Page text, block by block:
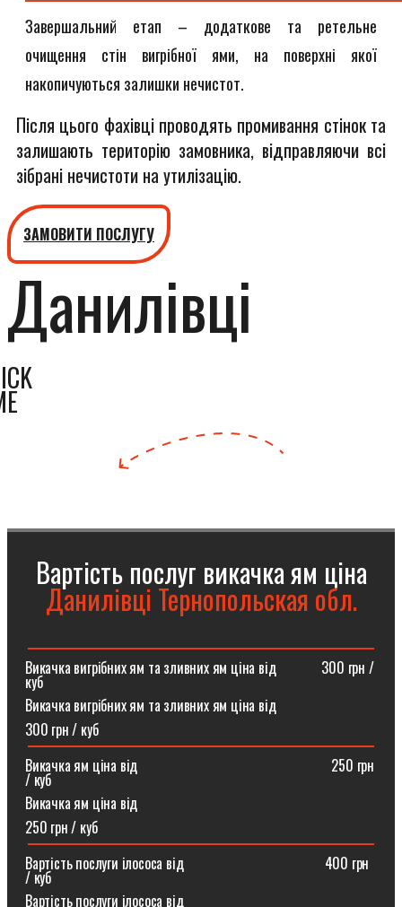
Завершальний етап – додаткове та ретельне
очищення стін вигрібної ями, на поверхні якої
накопичуються залишки нечистот.
Після цього фахівці проводять промивання стінок та
залишають територію замовника, відправляючи всі
зібрані нечистоти на утилізацію.
ЗАМОВИТИ ПОСЛУГУ
Данилівці
Вартість послуг викачка ям ціна
Данилівці Тернопольская обл.
Викачка вигрібних ям та зливних ям ціна від ⠀⠀⠀⠀300 грн /
куб
Викачка вигрібних ям та зливних ям ціна від
300 грн / куб
Викачка ям ціна від ⠀⠀⠀⠀⠀⠀⠀⠀⠀⠀⠀⠀⠀⠀⠀⠀⠀⠀250 грн
/ куб
Викачка ям ціна від
250 грн / куб
Вартість послуги ілососа від ⠀⠀⠀⠀⠀⠀⠀⠀⠀⠀⠀⠀⠀400 грн
/ куб
Вартість послуги ілососа від